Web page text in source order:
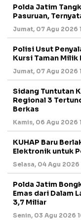
Polda Jatim
Pasuruan,
Jumat, 07 Agu 2026
Polisi Usut
Kursi Taman Milik
Jumat, 07 Agu 2026
Sidang Tuntutan
Regional 3
Berkas
Kamis, 06 Agu 2026
KUHAP Baru
Elektronik untuk
Selasa, 04 Agu 2026
Polda Jatim
Emas dari Dalam
3,7 Miliar
Senin, 03 Agu 2026